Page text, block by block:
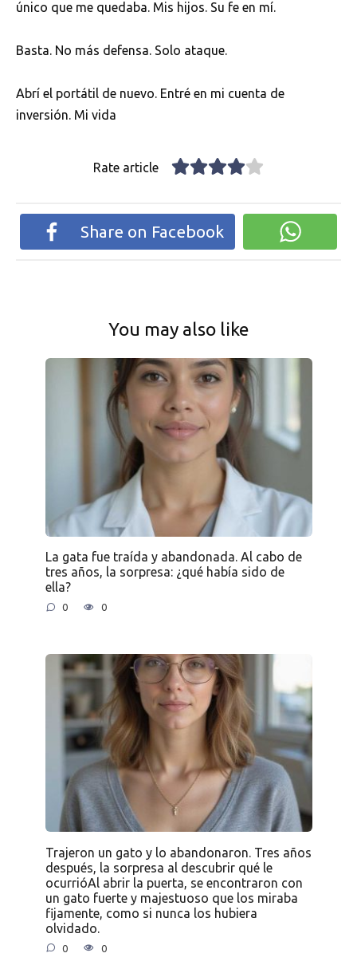
único que me quedaba. Mis hijos. Su fe en mí.
Basta. No más defensa. Solo ataque.
Abrí el portátil de nuevo. Entré en mi cuenta de
inversión. Mi vida
Rate article
Share on Facebook
You may also like
La gata fue traída y abandonada. Al cabo de
tres años, la sorpresa: ¿qué había sido de
ella?
0 0
Trajeron un gato y lo abandonaron. Tres años
después, la sorpresa al descubrir qué le
ocurrióAl abrir la puerta, se encontraron con
un gato fuerte y majestuoso que los miraba
fijamente, como si nunca los hubiera
olvidado.
0 0